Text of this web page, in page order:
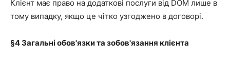
Клієнт має право на додаткові послуги від DOM лише в
тому випадку, якщо це чітко узгоджено в договорі.
§4 Загальні обов'язки та зобов'язання клієнта